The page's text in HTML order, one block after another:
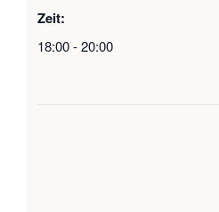
Zeit:
18:00 - 20:00